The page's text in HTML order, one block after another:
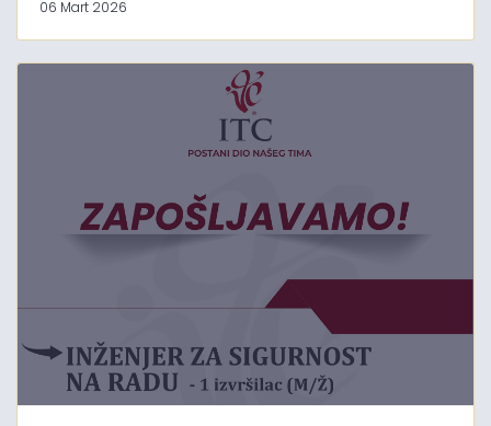
06 Mart 2026